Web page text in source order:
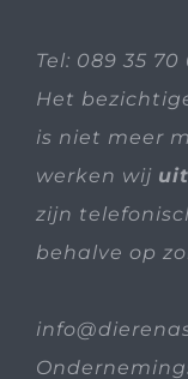
Tel: 089 35 70
Het
is niet meer
werken wij
zijn
behalve op